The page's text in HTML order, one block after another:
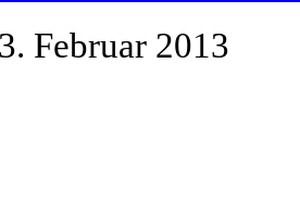
Februar 2013